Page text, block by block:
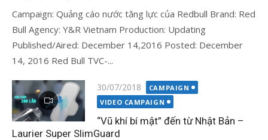
Campaign: Quảng cáo nước tăng lực của Redbull Brand: Red
Bull Agency: Y&R Vietnam Production: Updating
Published/Aired: December 14,2016 Posted: December
14, 2016 Red Bull TVC-...
Đăng
vào
30/07/2018
CAMPAIGN
VIDEO CAMPAIGN
“Vũ khí bí mật” đến từ Nhật Bản –
Laurier Super SlimGuard